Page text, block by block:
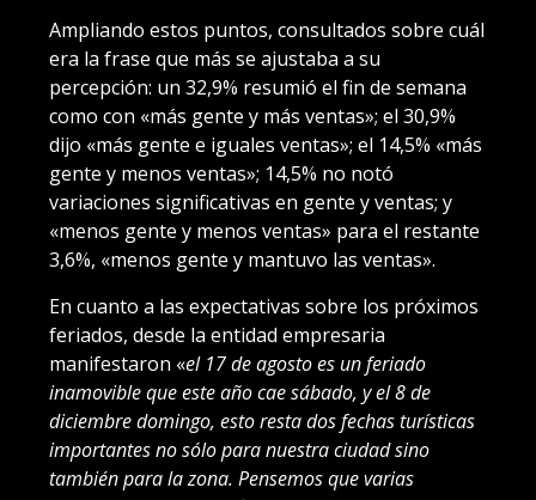
Ampliando estos puntos, consultados sobre cuál
era la frase que más se ajustaba a su
percepción: un 32,9% resumió el fin de semana
como con «más gente y más ventas»; el 30,9%
dijo «más gente e iguales ventas»; el 14,5% «más
gente y menos ventas»; 14,5% no notó
variaciones significativas en gente y ventas; y
«menos gente y menos ventas» para el restante
3,6%, «menos gente y mantuvo las ventas».
En cuanto a las expectativas sobre los próximos
feriados, desde la entidad empresaria
manifestaron «el 17 de agosto es un feriado
inamovible que este año cae sábado, y el 8 de
diciembre domingo, esto resta dos fechas turísticas
importantes no sólo para nuestra ciudad sino
también para la zona. Pensemos que varias